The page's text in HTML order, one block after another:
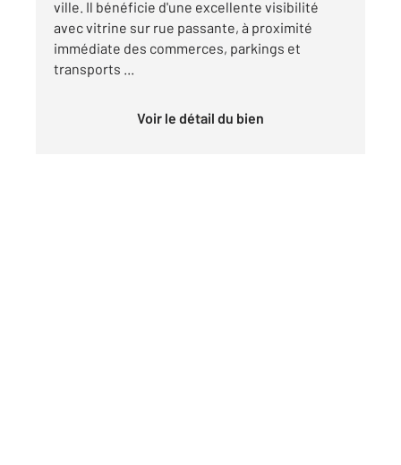
ville. Il bénéficie d'une excellente visibilité
avec vitrine sur rue passante, à proximité
immédiate des commerces, parkings et
transports ...
Voir le détail du bien